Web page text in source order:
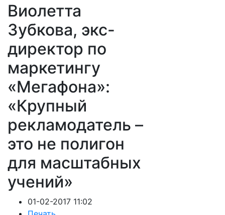
Виолетта
Зубкова, экс-
директор по
маркетингу
«Мегафона»:
«Крупный
рекламодатель –
это не полигон
для масштабных
учений»
01-02-2017 11:02